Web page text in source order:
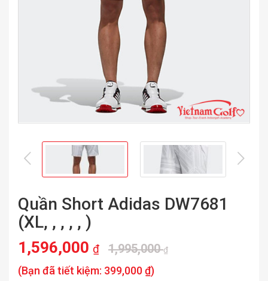
Quần Short Adidas DW7681
(XL, , , , , )
1,596,000 ₫ 1,995,000₫
(Bạn đã tiết kiệm: 399,000 ₫)